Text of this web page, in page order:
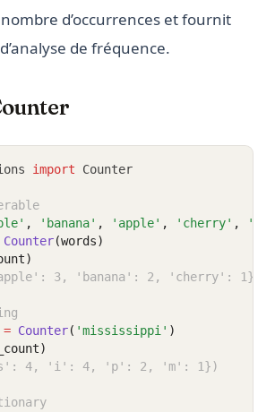
d’occurrences et fournit
de fréquence.
import Counter
, 'banana' , 'apple' , 'cherry' ,
Counter(words)
3, 'banana': 2, 'cherry': 1})
= Counter( 'mississippi' )
4, 'i': 4, 'p': 2, 'm': 1})